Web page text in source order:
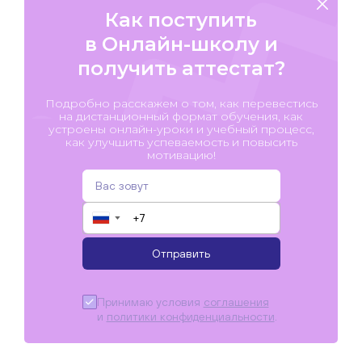
Как поступить
в Онлайн-школу и
получить аттестат?
Подробно расскажем о том, как перевестись
на дистанционный формат обучения, как
устроены онлайн-уроки и учебный процесс,
как улучшить успеваемость и повысить
мотивацию!
▼
Отправить
Принимаю условия соглашения
и политики конфиденциальности